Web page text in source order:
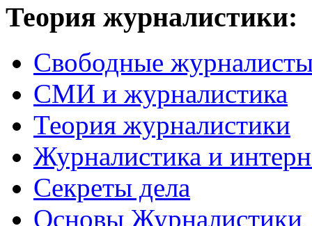
Теория журналистики:
Свободные
СМИ и журналистика
Теория журналистики
Журналистика и
Секреты дела
Основы Журналистики